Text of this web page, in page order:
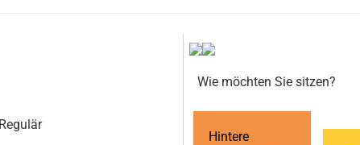
Wie möchten Sie sitzen?
Hintere